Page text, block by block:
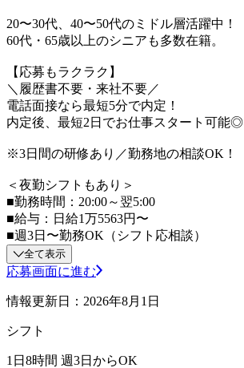
20〜30代、40〜50代のミドル層活躍中！
60代・65歳以上のシニアも多数在籍。
【応募もラクラク】
＼履歴書不要・来社不要／
電話面接なら最短5分で内定！
内定後、最短2日でお仕事スタート可能◎
※3日間の研修あり／勤務地の相談OK！
＜夜勤シフトもあり＞
■勤務時間：20:00～翌5:00
■給与：日給1万5563円〜
■週3日〜勤務OK（シフト応相談）
全て表示
応募画面に進む
情報更新日：2026年8月1日
シフト
1日8時間 週3日からOK